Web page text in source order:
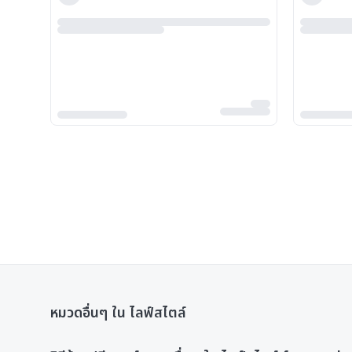
หมวดอื่นๆ ใน ไลฟ์สไตล์